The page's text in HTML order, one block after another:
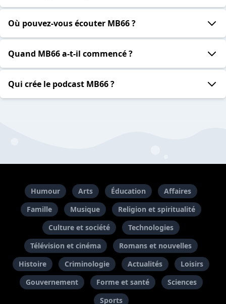
Où pouvez-vous écouter MB66 ?
Quand MB66 a-t-il commencé ?
Qui crée le podcast MB66 ?
Humour Arts Éducation
Affaires
Famille
Musique
Religion et spiritualité
Culture et société
Technologies
Télévision et cinéma
Romans et nouvelles
Histoire
Criminologie Actualités
Loisirs
Gouvernement
Forme et santé
Sciences
Sports